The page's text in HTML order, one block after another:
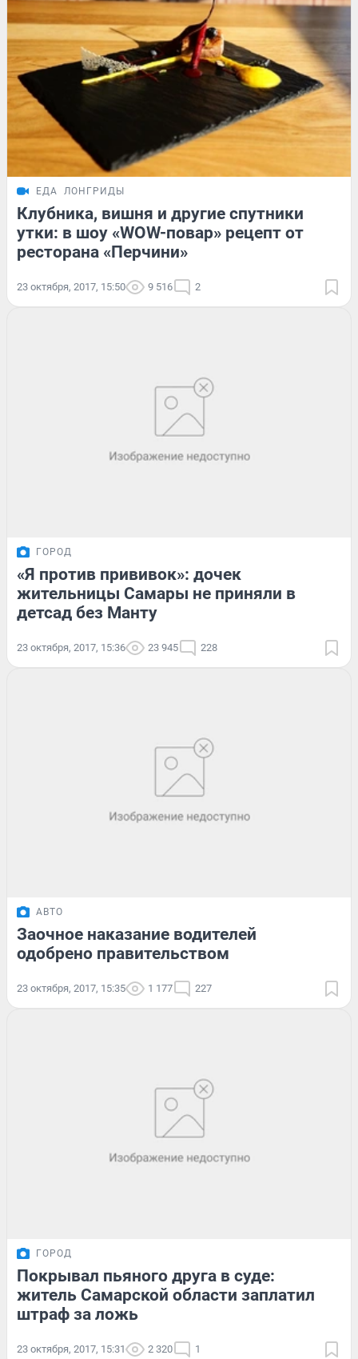
ЕДА ЛОНГРИДЫ
Клубника, вишня и другие спутники
утки: в шоу «WOW-повар» рецепт от
ресторана «Перчини»
23 октября, 2017, 15:50 9 516 2
ГОРОД
«Я против прививок»: дочек
жительницы Самары не приняли в
детсад без Манту
23 октября, 2017, 15:36 23 945 228
АВТО
Заочное наказание водителей
одобрено правительством
23 октября, 2017, 15:35 1 177 227
ГОРОД
Покрывал пьяного друга в суде:
житель Самарской области заплатил
штраф за ложь
23 октября, 2017, 15:31 2 320 1